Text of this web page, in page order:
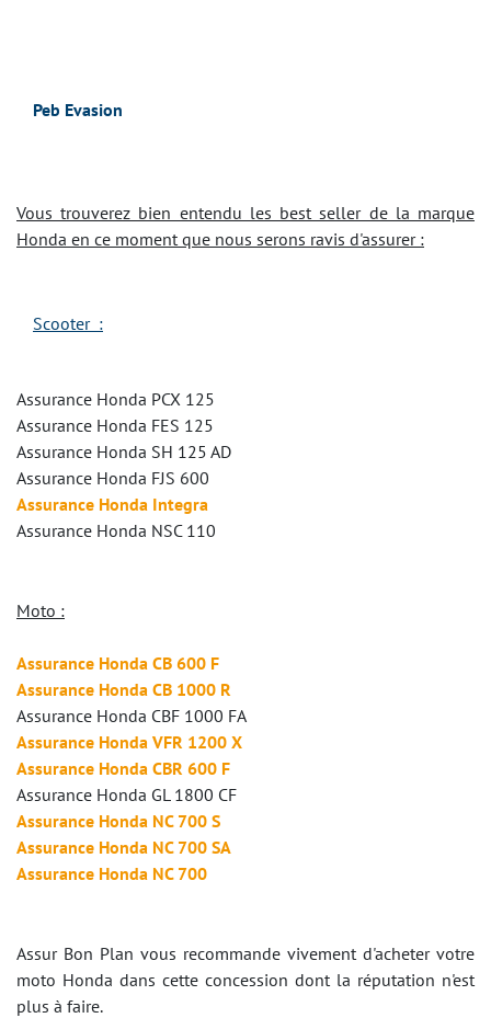
Peb Evasion
Vous trouverez bien entendu les best seller de la marque
Honda en ce moment que nous serons ravis d'assurer :
Scooter :
Assurance Honda PCX 125
Assurance Honda FES 125
Assurance Honda SH 125 AD
Assurance Honda FJS 600
Assurance Honda Integra
Assurance Honda NSC 110
Moto :
Assurance Honda CB 600 F
Assurance Honda CB 1000 R
Assurance Honda CBF 1000 FA
Assurance Honda VFR 1200 X
Assurance Honda CBR 600 F
Assurance Honda GL 1800 CF
Assurance Honda NC 700 S
Assurance Honda NC 700 SA
Assurance Honda NC 700
Assur Bon Plan vous recommande vivement d'acheter votre
moto Honda dans cette concession dont la réputation n'est
plus à faire.